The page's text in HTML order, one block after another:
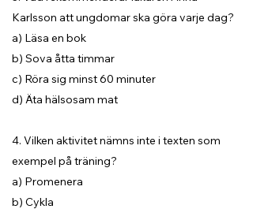
Karlsson att ungdomar ska göra varje dag?
a) Läsa en bok
b) Sova åtta timmar
c) Röra sig minst 60 minuter
d) Äta hälsosam mat
4. Vilken aktivitet nämns inte i texten som
exempel på träning?
a) Promenera
b) Cykla